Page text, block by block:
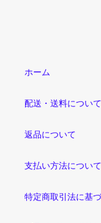
ホーム
配送・送料について
返品について
支払い方法について
特定商取引法に基